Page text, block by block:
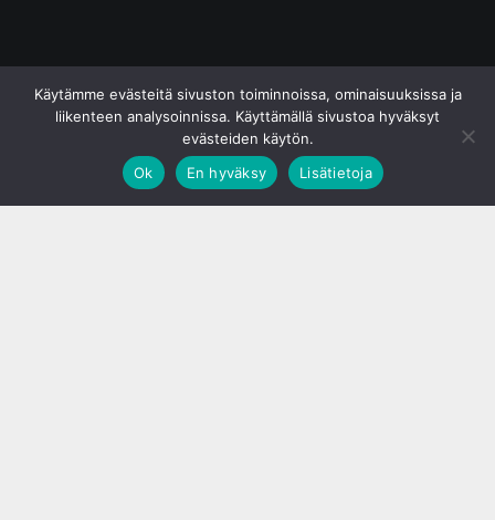
Käytämme evästeitä sivuston toiminnoissa, ominaisuuksissa ja
liikenteen analysoinnissa. Käyttämällä sivustoa hyväksyt
evästeiden käytön.
Ok
En hyväksy Lisätietoja